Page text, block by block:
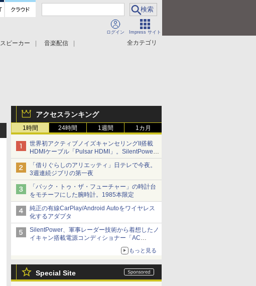
ログイン Impress サイト
全カテゴリ
スピーカー
音楽配信
アクセスランキング
1時間 24時間 1週間 1カ月
世界初アクティブノイズキャンセリングII搭載
HDMIケーブル「Pulsar HDMI」。SilentPower
から
「借りぐらしのアリエッティ」日テレで今夜。
3週連続ジブリの第一夜
「バック・トゥ・ザ・フューチャー」の時計台
をモチーフにした腕時計。1985本限定
純正の有線CarPlay/Android Autoをワイヤレス
化するアダプタ
SilentPower、軍事レーダー技術から着想したノ
イキャン搭載電源コンディショナー「AC
もっと見る
Special Site